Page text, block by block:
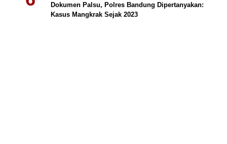
Dokumen Palsu, Polres Bandung Dipertanyakan:
Kasus Mangkrak Sejak 2023